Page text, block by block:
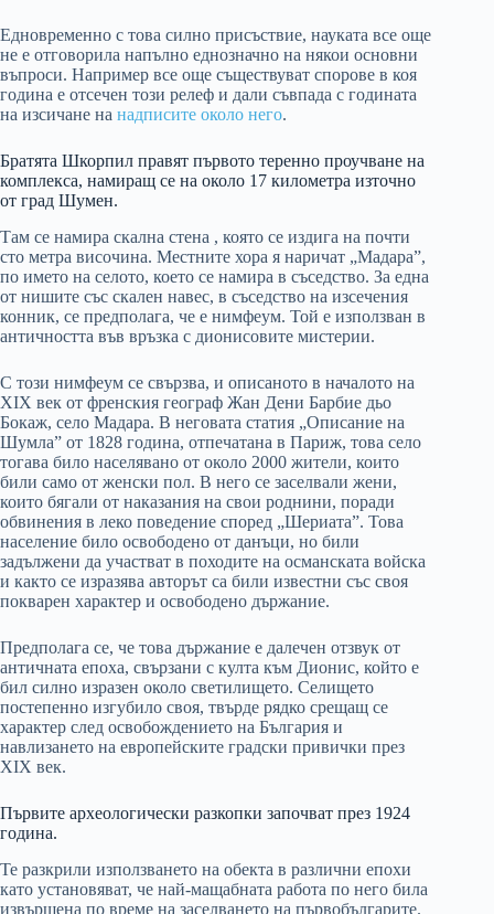
Едновременно с това силно присъствие, науката все още
не е отговорила напълно еднозначно на някои основни
въпроси. Например все още съществуват спорове в коя
година е отсечен този релеф и дали съвпада с годината
на изсичане на надписите около него.
Братята Шкорпил правят първото теренно проучване на
комплекса, намиращ се на около 17 километра източно
от град Шумен.
Там се намира скална стена , която се издига на почти
сто метра височина. Местните хора я наричат „Мадара”,
по името на селото, което се намира в съседство. За една
от нишите със скален навес, в съседство на изсечения
конник, се предполага, че е нимфеум. Той е използван в
античността във връзка с дионисовите мистерии.
С този нимфеум се свързва, и описаното в началото на
XIX век от френския географ Жан Дени Барбие дьо
Бокаж, село Мадара. В неговата статия „Описание на
Шумла” от 1828 година, отпечатана в Париж, това село
тогава било населявано от около 2000 жители, които
били само от женски пол. В него се заселвали жени,
които бягали от наказания на свои роднини, поради
обвинения в леко поведение според „Шериата”. Това
население било освободено от данъци, но били
задължени да участват в походите на османската войска
и както се изразява авторът са били известни със своя
покварен характер и освободено държание.
Предполага се, че това държание е далечен отзвук от
античната епоха, свързани с култа към Дионис, който е
бил силно изразен около светилището. Селището
постепенно изгубило своя, твърде рядко срещащ се
характер след освобождението на България и
навлизането на европейските градски привички през
XIX век.
Първите археологически разкопки започват през 1924
година.
Те разкрили използването на обекта в различни епохи
като установяват, че най-мащабната работа по него била
извършена по време на заселването на първобългарите.